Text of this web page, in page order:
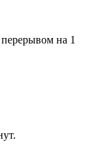
на 1